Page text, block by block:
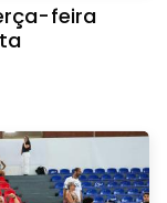
feira